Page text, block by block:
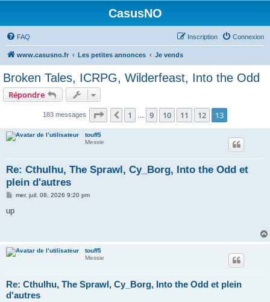
CasusNO
FAQ Connexion
Inscription
www.casusno.fr Les petites annonces Je vends
Broken Tales, ICRPG, Wilderfeast, Into the Odd
Répondre
183 messages Page 13 sur 13
Précédent
1 9 10 11 12 13
touff5
Messie
Re: Cthulhu, The Sprawl, Cy_Borg, Into the Odd et
plein d'autres
M
s
mer. juil. 08, 2026 9:20 pm
up
touff5
Messie
Re: Cthulhu, The Sprawl, Cy_Borg, Into the Odd et plein
d'autres